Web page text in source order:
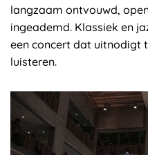
langzaam ontvouwd,
ingeademd. Klassiek en
een concert dat uitnodigt
luisteren.